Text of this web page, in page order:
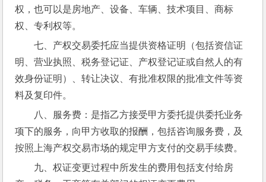
权，也可以是房地产、设备、车辆、技术项目、商标
权、专利权等。
七、产权交易委托应当提供资格证明（包括资信证
明、营业执照、税务登记证、产权登记证或自然人的有
效身份证明）、转让决议、有批准权限的批准文件等资
料及复印件。
八、服务费：是指乙方接受甲方委托提供委托业务
项下的服务，向甲方收取的报酬，包括咨询服务费，及
按照上海产权交易市场的规定甲方支付的交易手续费。
九、权证变更过程中所发生的费用包括支付给房